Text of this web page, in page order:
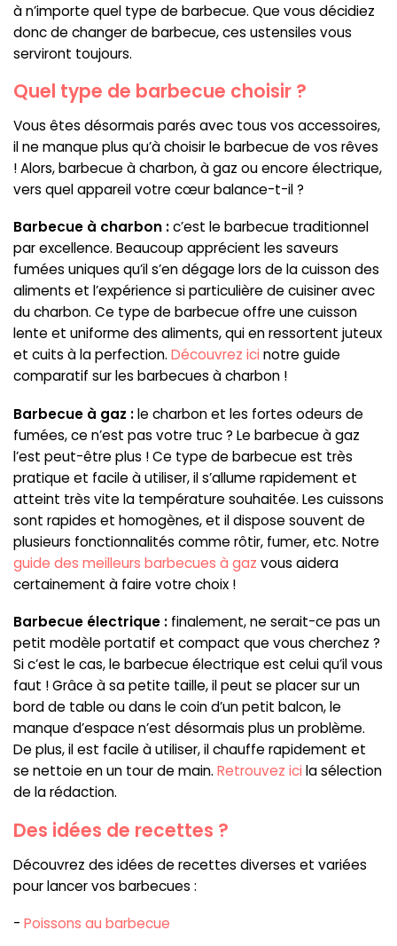
à n’importe quel type de barbecue. Que vous décidiez
donc de changer de barbecue, ces ustensiles vous
serviront toujours.
Quel type de barbecue choisir ?
Vous êtes désormais parés avec tous vos accessoires,
il ne manque plus qu’à choisir le barbecue de vos rêves
! Alors, barbecue à charbon, à gaz ou encore électrique,
vers quel appareil votre cœur balance-t-il ?
Barbecue à charbon :c’est le barbecue traditionnel
par excellence. Beaucoup apprécient les saveurs
fumées uniques qu’il s’en dégage lors de la cuisson des
aliments et l’expérience si particulière de cuisiner avec
du charbon. Ce type de barbecue offre une cuisson
lente et uniforme des aliments, qui en ressortent juteux
et cuits à la perfection. Découvrez ici notre guide
comparatif sur les barbecues à charbon !
Barbecue à gaz :le charbon et les fortes odeurs de
fumées, ce n’est pas votre truc ? Le barbecue à gaz
l’est peut-être plus ! Ce type de barbecue est très
pratique et facile à utiliser, il s’allume rapidement et
atteint très vite la température souhaitée. Les cuissons
sont rapides et homogènes, et il dispose souvent de
plusieurs fonctionnalités comme rôtir, fumer, etc. Notre
guide des meilleurs barbecues à gaz vous aidera
certainement à faire votre choix !
Barbecue électrique : finalement, ne serait-ce pas un
petit modèle portatif et compact que vous cherchez ?
Si c’est le cas, le barbecue électrique est celui qu’il vous
faut ! Grâce à sa petite taille, il peut se placer sur un
bord de table ou dans le coin d’un petit balcon, le
manque d’espace n’est désormais plus un problème.
De plus, il est facile à utiliser, il chauffe rapidement et
se nettoie en un tour de main. Retrouvez ici la sélection
de la rédaction.
Des idées de recettes ?
Découvrez des idées de recettes diverses et variées
pour lancer vos barbecues :
- Poissons au barbecue